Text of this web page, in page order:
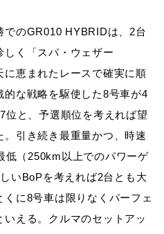
のGR010 HYBRIDは、2台
く「スパ・ウェザー
に恵まれたレースで確実に順
な戦略を駆使した8号車が4
位と、予選順位を考えれば望
引き続き最重量かつ、時速
低（250km以上でのパワーゲ
いBoPを考えれば2台とも大
に8号車は限りなくパーフェ
える。クルマのセットアッ